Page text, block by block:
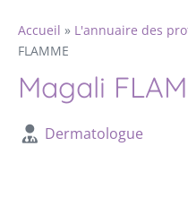
Accueil » L'annuaire des
FLAMME
Magali
Dermatologue